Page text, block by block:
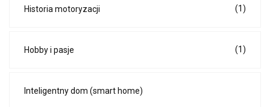
Historia motoryzacji (1)
Hobby i pasje (1)
Inteligentny dom (smart home)